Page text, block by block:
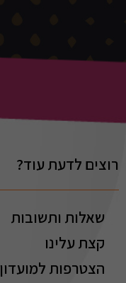
רוצים לדעת עוד?
שאלות ותשובות
קצת עלינו
הצטרפות למועדון